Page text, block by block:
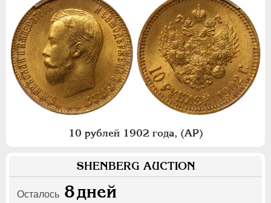
10 рублей 1902 года, (АР)
SHENBERG AUCTION
Осталось 8дней